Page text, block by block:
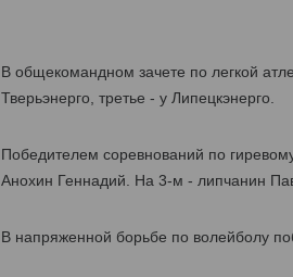
В общекомандном зачете по легкой
Тверьэнерго, третье - у Липецкэнерго.
Победителем соревнований по
Анохин Геннадий. На 3-м - липчанин
В напряженной борьбе по волейболу